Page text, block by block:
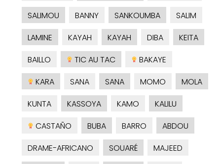
SALIMOU
BANNY SANKOUMBA
SALIM
LAMINE
KAYAH KAYAH DIBA
KEITA
BAILLO
TIC AU TAC
BAKAYE
KARA
SANA SANA MOMO
MOLA
KUNTA
KASSOYA KAMO
KALILU
CASTAÑO
BUBA BARRO
ABDOU
DRAME-AFRICANO
SOUARÉ
MAJEED